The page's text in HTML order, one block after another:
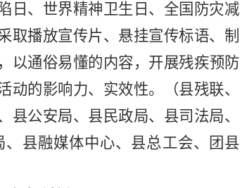
日、世界精神卫生日、全国防灾减
播放宣传片、悬挂宣传标语、 制
，以通俗易懂的内容，开展残疾预防
动的影响力、实效性。（县残联、
公安局、县民政局、县司法局、
、县融媒体中心、县总工会、团县